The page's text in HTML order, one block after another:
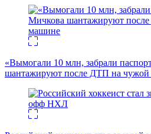
«Вымогали 10 млн, забрали
шантажируют после ДТП на